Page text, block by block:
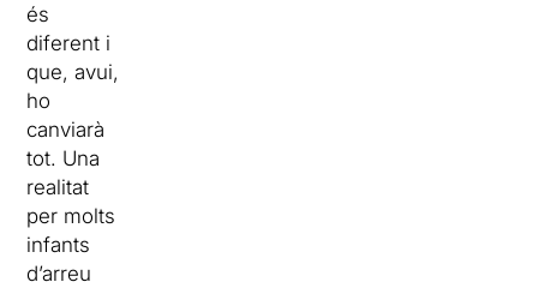
és
diferent i
que, avui,
ho
canviarà
tot. Una
realitat
per molts
infants
d’arreu